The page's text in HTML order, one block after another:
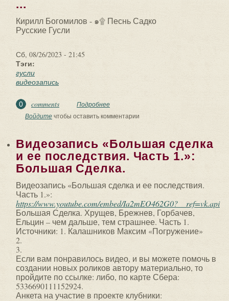
...
Кирилл Богомилов - ๑۩ Песнь Садко
Русские Гусли
Сб, 08/26/2023 - 21:45
Тэги:
гусли
видеозапись
0 comments Подробнее
Русские Гусли. Видеозапись «๑۩ Песнь
Войдитечтобы оставить комментарии
Видеозапись «Большая сделка
и ее последствия. Часть 1.»:
Большая Сделка.
Видеозапись «Большая сделка и ее последствия.
Часть 1.»:
https://www.youtube.com/embed/Ia2mEO462G0?__ref=vk.api
Большая Сделка. Хрущев, Брежнев, Горбачев,
Ельцин – чем дальше, тем страшнее. Часть 1.
Источники: 1. Калашников Максим «Погружение»
2.
3.
Если вам понравилось видео, и вы можете помочь в
создании новых роликов автору материально, то
пройдите по ссылке: либо, по карте Сбера:
5336690111152924.
Анкета на участие в проекте клубники: